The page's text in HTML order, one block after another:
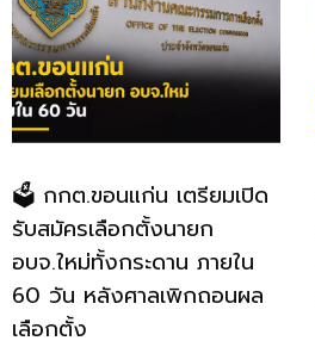
🗳️ กกต.ขอนแก่น เตรียมเปิด
รับสมัครเลือกตั้งนายก
อบจ.ใหม่ทั้งกระดาน ภายใน
60 วัน หลังศาลเพิกถอนผล
เลือกตั้ง